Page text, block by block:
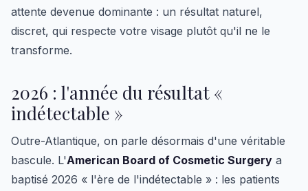
attente devenue dominante : un résultat naturel,
discret, qui respecte votre visage plutôt qu'il ne le
transforme.
2026 : l'année du résultat «
indétectable »
Outre-Atlantique, on parle désormais d'une véritable
bascule. L'American Board of Cosmetic Surgery a
baptisé 2026 « l'ère de l'indétectable » : les patients